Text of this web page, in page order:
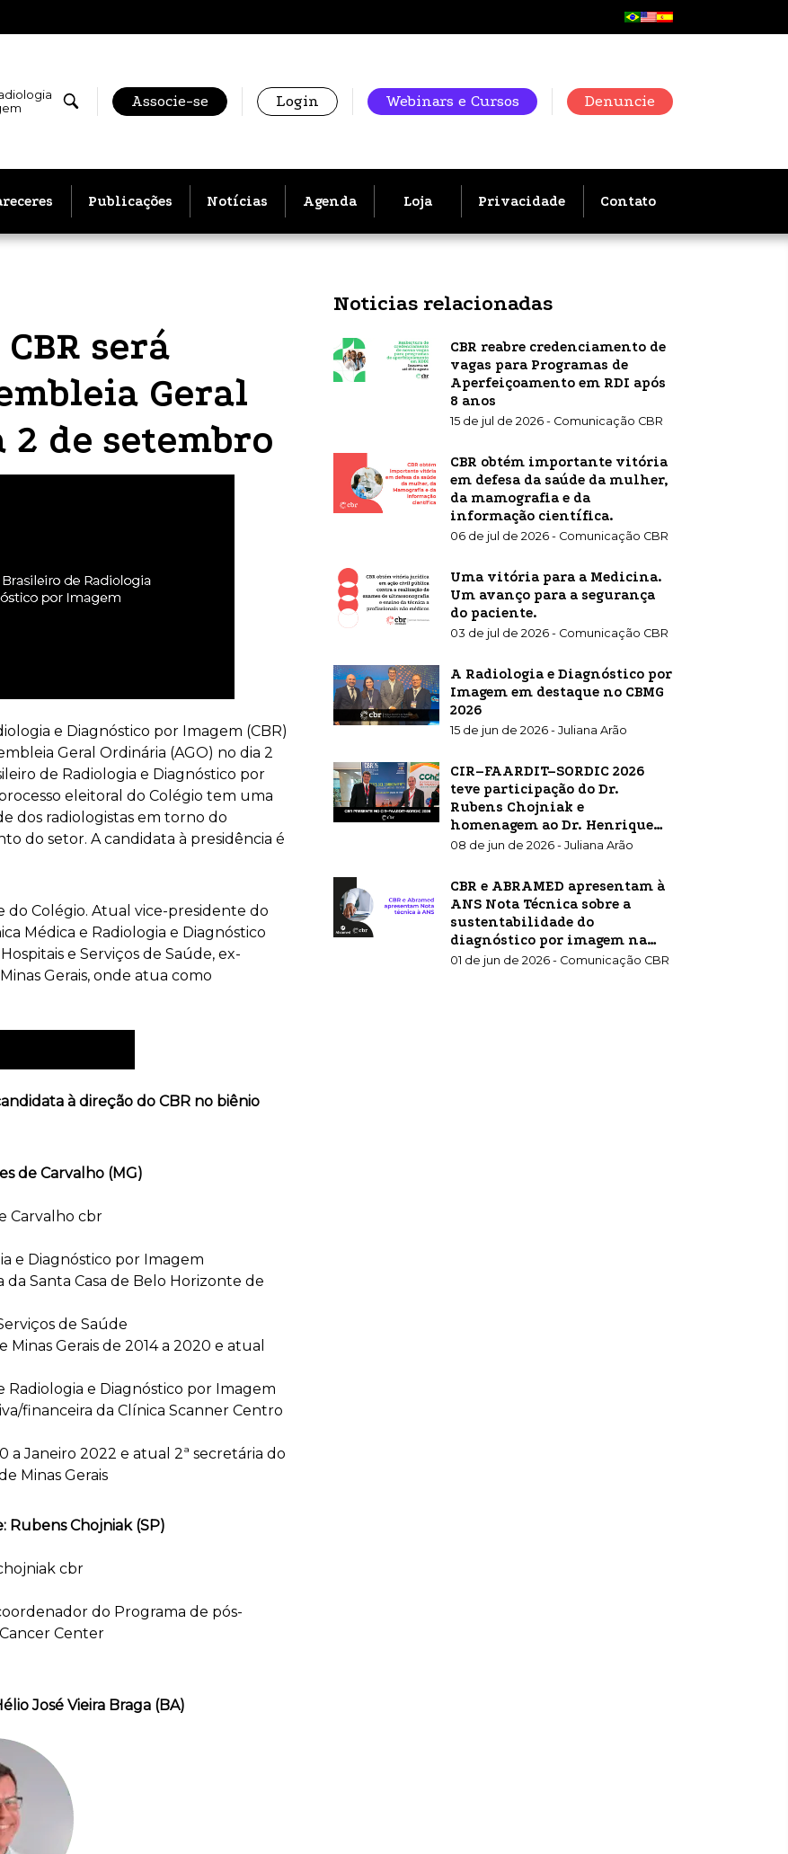
Associe-se Login Webinars e Cursos Denuncie
Publicações Notícias Agenda Loja Privacidade Contato
será
Geral
de setembro
e Diagnóstico por Imagem (CBR)
Geral Ordinária (AGO) no dia 2
de Radiologia e Diagnóstico por
eleitoral do Colégio tem uma
dos radiologistas em torno do
do setor. A candidata à presidência é
do Colégio. Atual vice-presidente do
Médica e Radiologia e Diagnóstico
e Serviços de Saúde, ex-
Gerais, onde atua como
à direção do CBR no biênio
de Carvalho (MG)
e Diagnóstico por Imagem
Santa Casa de Belo Horizonte de
de Saúde
Gerais de 2014 a 2020 e atual
Radiologia e Diagnóstico por Imagem
financeira da Clínica Scanner Centro
Janeiro 2022 e atual 2ª secretária do
Minas Gerais
Rubens Chojniak (SP)
do Programa de pós-
Center
José Vieira Braga (BA)
Noticias relacionadas
CBR reabre credenciamento de
vagas para Programas de
Aperfeiçoamento em RDI após
8 anos
15 de jul de 2026 - Comunicação CBR
CBR obtém importante vitória
em defesa da saúde da mulher,
da mamografia e da
informação científica.
06 de jul de 2026 - Comunicação CBR
Uma vitória para a Medicina.
Um avanço para a segurança
do paciente.
03 de jul de 2026 - Comunicação CBR
A Radiologia e Diagnóstico por
Imagem em destaque no CBMG
2026
15 de jun de 2026 - Juliana Arão
CIR–FAARDIT–SORDIC 2026
teve participação do Dr.
Rubens Chojniak e
homenagem ao Dr. Henrique
Carrete Jr.
08 de jun de 2026 - Juliana Arão
CBR e ABRAMED apresentam à
ANS Nota Técnica sobre a
sustentabilidade do
diagnóstico por imagem na
saúde suplementar
01 de jun de 2026 - Comunicação CBR